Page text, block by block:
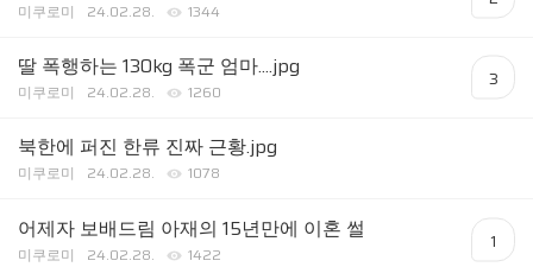
미쿠로미 24.02.28. 1344
딸 폭행하는 130kg 폭군 엄마....jpg
미쿠로미 24.02.28. 1260
3
북한에 퍼진 한류 진짜 근황.jpg
미쿠로미 24.02.28. 1078
어제자 보배드림 아재의 15년만에 이혼 썰
미쿠로미 24.02.28. 1422
1